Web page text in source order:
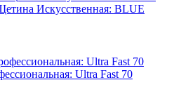
Искусственная: BLUE
Ultra Fast 70